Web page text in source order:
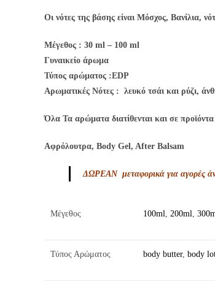
Οι νότες της βάσης είναι Μόσχος, Βανίλια,
Μέγεθος : 30 ml – 100 ml
Γυναικείο άρωμα
Τύπος αρώματος :ΕDP
Aρωματικές Νότες : λευκό τσάι και ρύζι,
Όλα Τα αρώματα διατίθενται και σε
Αφρόλουτρα, Body Gel, After Balsam
ΔΩΡΕΑΝ μεταφορικά για αγορές
Μέγεθος 100ml, 200ml,
Τύπος Αρώματος body butter, body